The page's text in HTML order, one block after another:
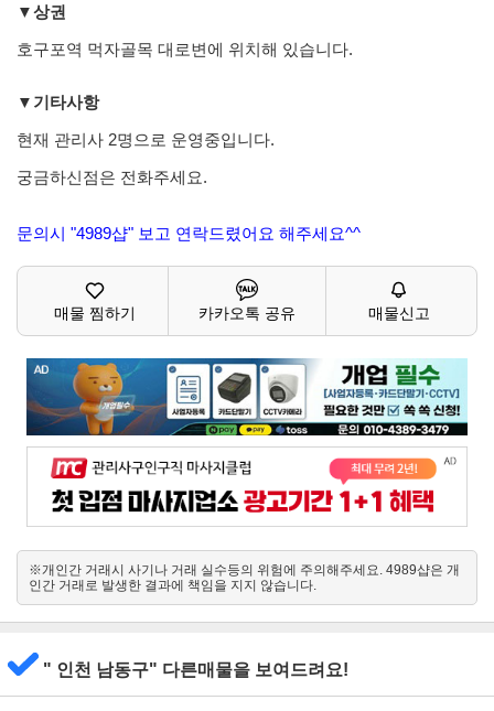
▼상권
호구포역 먹자골목 대로변에 위치해 있습니다.
▼기타사항
현재 관리사 2명으로 운영중입니다.
궁금하신점은 전화주세요.
문의시 "4989샵" 보고 연락드렸어요 해주세요^^
매물 찜하기 카카오톡 공유 매물신고
※개인간 거래시 사기나 거래 실수등의 위험에 주의해주세요. 4989샵은 개
인간 거래로 발생한 결과에 책임을 지지 않습니다.
" 인천 남동구" 다른매물을 보여드려요!